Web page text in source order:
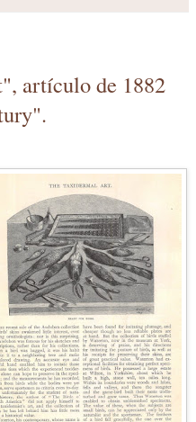
artículo de 1882